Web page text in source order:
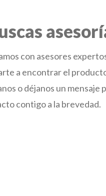
con asesores
a encontrar el
o déjanos un mensaje
contigo a la brevedad.